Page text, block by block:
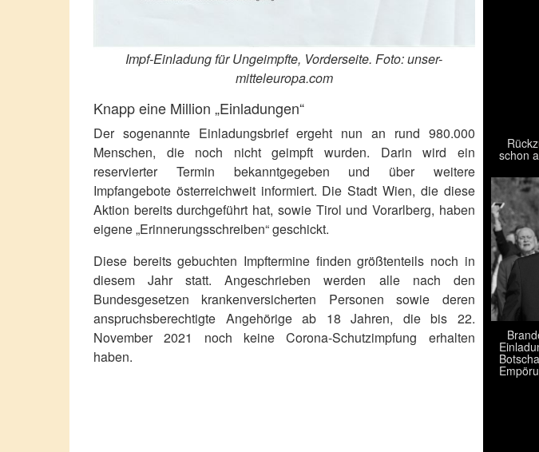
Impf-Einladung für Ungeimpfte, Vorderseite. Foto: unser-
mitteleuropa.com
Knapp eine Million „Einladungen“
Der sogenannte Einladungsbrief ergeht nun an rund 980.000
Menschen, die noch nicht geimpft wurden. Darin wird ein
reservierter Termin bekanntgegeben und über weitere
Impfangebote österreichweit informiert. Die Stadt Wien, die diese
Aktion bereits durchgeführt hat, sowie Tirol und Vorarlberg, haben
eigene „Erinnerungsschreiben“ geschickt.
Diese bereits gebuchten Impftermine finden größtenteils noch in
diesem Jahr statt. Angeschrieben werden alle nach den
Bundesgesetzen krankenversicherten Personen sowie deren
anspruchsberechtigte Angehörige ab 18 Jahren, die bis 22.
November 2021 noch keine Corona-Schutzimpfung erhalten
haben.
schon